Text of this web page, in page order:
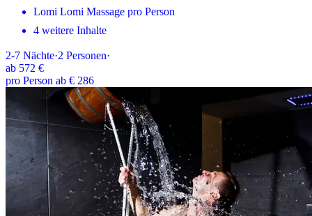
Lomi Lomi Massage pro Person
4 weitere Inhalte
2-7 Nächte·2 Personen·
ab 572 €
pro Person ab € 286